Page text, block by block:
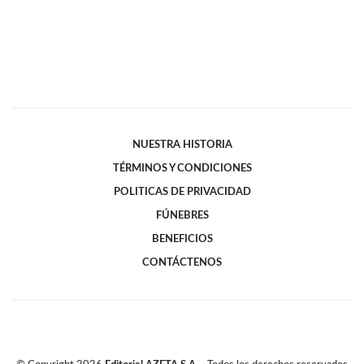
NUESTRA HISTORIA
TÉRMINOS Y CONDICIONES
POLITICAS DE PRIVACIDAD
FÚNEBRES
BENEFICIOS
CONTÁCTENOS